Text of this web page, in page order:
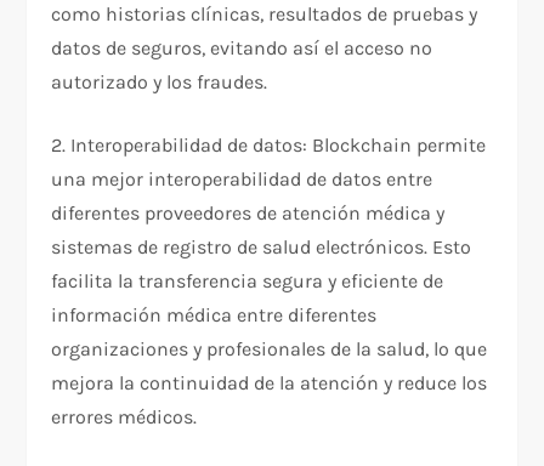
como historias clínicas, resultados de pruebas y
datos de seguros, evitando así el acceso no
autorizado y los fraudes.
2. Interoperabilidad de datos: Blockchain permite
una mejor interoperabilidad de datos entre
diferentes proveedores de atención médica y
sistemas de registro de salud electrónicos. Esto
facilita la transferencia segura y eficiente de
información médica entre diferentes
organizaciones y profesionales de la salud, lo que
mejora la continuidad de la atención y reduce los
errores médicos.